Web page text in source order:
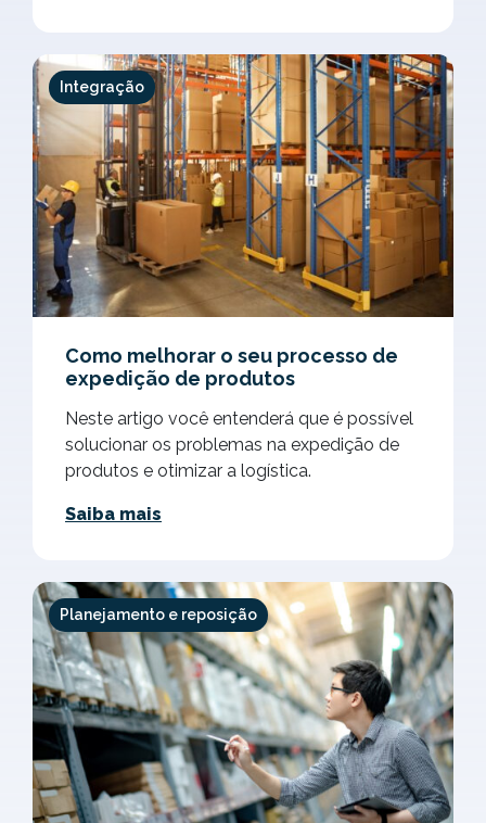
Integração
Como melhorar o seu processo de
expedição de produtos
Neste artigo você entenderá que é possível
solucionar os problemas na expedição de
produtos e otimizar a logística.
Saiba mais
Planejamento e reposição